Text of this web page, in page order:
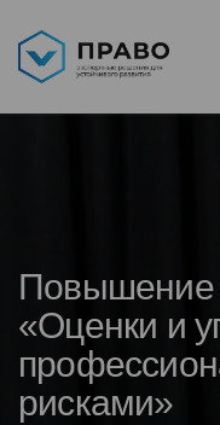
Повышение
«Оценки и
рисками»